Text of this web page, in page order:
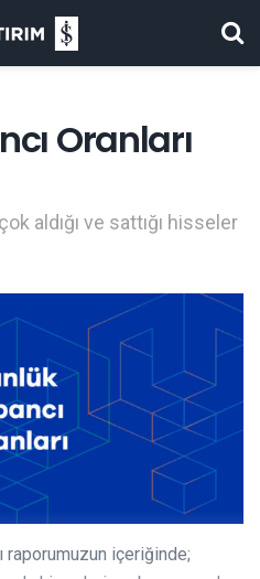
Oranları
aldığı ve sattığı hisseler
raporumuzun içeriğinde;